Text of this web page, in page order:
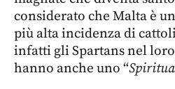
considerato che Malta è
più alta incidenza di
infatti gli Spartans nel
hanno anche uno “